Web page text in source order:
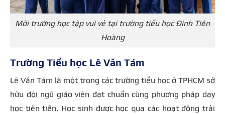
Môi trường học tập vui vẻ tại trường tiểu học Đinh Tiên
Hoàng
Trường Tiểu học Lê Văn Tám
Lê Văn Tám là một trong các trường tiểu học ở TPHCM sở
hữu đội ngũ giáo viên đạt chuẩn cùng phương pháp dạy
học tiên tiến. Học sinh được học qua các hoạt động trải